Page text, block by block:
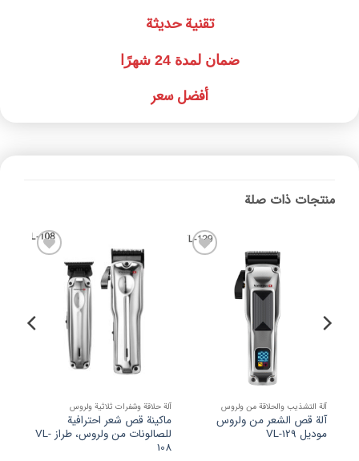
تقنية حديثة
ضمان لمدة 24 شهرًا
أفضل سعر
منتجات ذات صلة
آلة التشذيب والحلاقة من ولروس
آلة قص الشعر من ولروس
موديل ‎VL-129‎
افزودن
آلة حلاقة وشفرات ثلاثية ولروس
ماكينة قص شعر احترافية
للصالونات من ولروس، طراز VL-
108